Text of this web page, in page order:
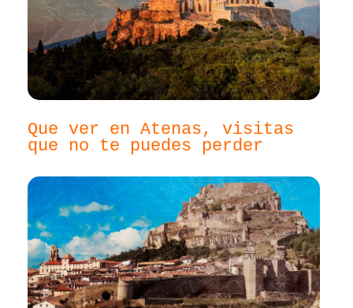
Que ver en Atenas, visitas
que no te puedes perder